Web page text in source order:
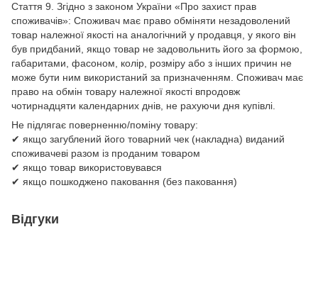
Стаття 9. Згідно з законом України «Про захист прав
споживачів»: Споживач має право обміняти незадоволений
товар належної якості на аналогічний у продавця, у якого він
був придбаний, якщо товар не задовольнить його за формою,
габаритами, фасоном, колір, розміру або з інших причин не
може бути ним використаний за призначенням. Споживач має
право на обмін товару належної якості впродовж
чотирнадцяти календарних днів, не рахуючи дня купівлі.
Не підлягає поверненню/поміну товару:
✔ якщо загублений його товарний чек (накладна) виданий
споживачеві разом із проданим товаром
✔ якщо товар використовувався
✔ якщо пошкоджено паковання (без паковання)
Відгуки